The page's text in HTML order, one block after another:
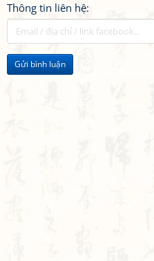
Thông tin liên hệ:
Gửi bình luận